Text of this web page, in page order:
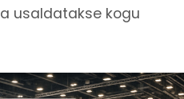
usaldatakse kogu